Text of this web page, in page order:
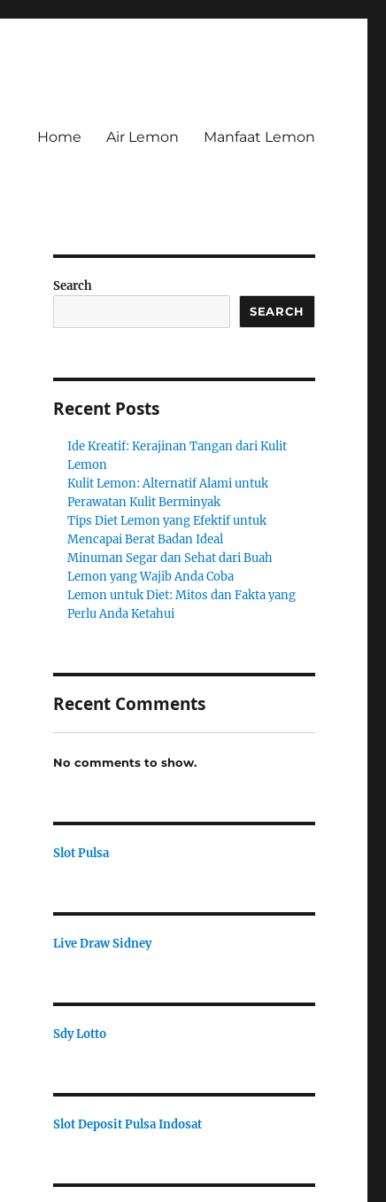
Home Air Lemon Manfaat Lemon
Search
SEARCH
Recent Posts
Ide Kreatif: Kerajinan Tangan dari Kulit
Lemon
Kulit Lemon: Alternatif Alami untuk
Perawatan Kulit Berminyak
Tips Diet Lemon yang Efektif untuk
Mencapai Berat Badan Ideal
Minuman Segar dan Sehat dari Buah
Lemon yang Wajib Anda Coba
Lemon untuk Diet: Mitos dan Fakta yang
Perlu Anda Ketahui
Recent Comments
No comments to show.
Slot Pulsa
Live Draw Sidney
Sdy Lotto
Slot Deposit Pulsa Indosat